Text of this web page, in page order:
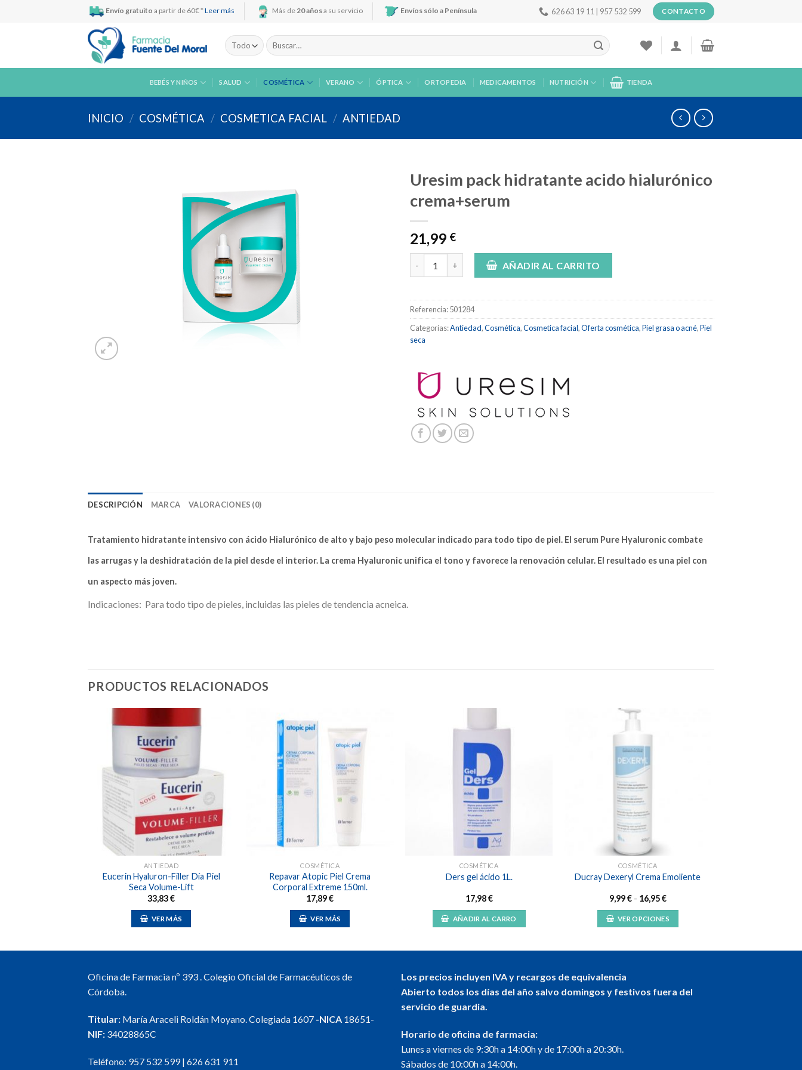
Envío gratuito a partir de 60€ * Leer más Más de20 añosa su servicio Envíos sólo a Península 626 63 19 11 | 957 532 599 CONTACTO
Buscar
por:
BEBÉS Y NIÑOS SALUD COSMÉTICA VERANO ÓPTICA ORTOPEDIA MEDICAMENTOS NUTRICIÓN TIENDA
INICIO / COSMÉTICA / COSMETICA FACIAL / ANTIEDAD
Uresim pack hidratante acido hialurónico
crema+serum
21,99 €
Uresim pack hidratante acido hialurónico crema+serum cantidad
AÑADIR AL CARRITO
Referencia:501284
Categorías:Antiedad,Cosmética,Cosmetica facial,Oferta cosmética,Piel grasa o acné,Piel
seca
DESCRIPCIÓN MARCA VALORACIONES (0)
Tratamiento hidratante intensivo con ácido Hialurónico de alto y bajo peso molecular indicado para todo tipo de piel. El serum Pure Hyaluronic combate
las arrugas y la deshidratación de la piel desde el interior. La crema Hyaluronic unifica el tono y favorece la renovación celular. El resultado es una piel con
un aspecto más joven.
Indicaciones: Para todo tipo de pieles, incluidas las pieles de tendencia acneica.
PRODUCTOS RELACIONADOS
a la
lista de
ANTIEDAD
Eucerin Hyaluron-Filler Día Piel
Seca Volume-Lift
33,83€
VER MÁS
COSMÉTICA
Repavar Atopic Piel Crema
Corporal Extreme 150ml.
17,89€
VER MÁS
COSMÉTICA
Ders gel ácido 1L.
17,98€
AÑADIR AL CARRO
COSMÉTICA
Ducray Dexeryl Crema Emoliente
9,99€ - 16,95€Rango
precios:
desde
VER OPCIONES
variantes.
Oficina de Farmacia nº 393 . Colegio Oficial de Farmacéuticos de
Córdoba.
Titular: María Araceli Roldán Moyano. Colegiada 1607 -NICA 18651-
NIF: 34028865C
Teléfono: 957 532 599| 626 631 911
Los precios incluyen IVA y recargos de equivalencia
Abierto todos los días del año salvo domingos y festivos fuera del
servicio de guardia.
Horario de oficina de farmacia:
Lunes a viernes de 9:30h a 14:00h y de 17:00h a 20:30h.
Sábados de 10:00h a 14:00h.